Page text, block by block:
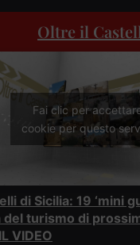
Oltre il
Fai clic per
cookie per questo
di Sicilia: 19 ‘mini
del turismo di
VIDEO